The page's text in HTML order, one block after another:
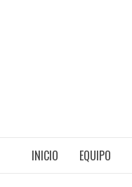
INICIO EQUIPO